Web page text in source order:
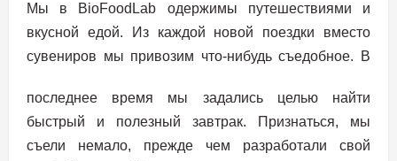
Мы в BioFoodLab одержимы путешествиями и
вкусной едой. Из каждой новой поездки вместо
сувениров мы привозим что-нибудь съедобное. В
последнее время мы задались целью найти
быстрый и полезный завтрак. Признаться, мы
съели немало, прежде чем разработали свой